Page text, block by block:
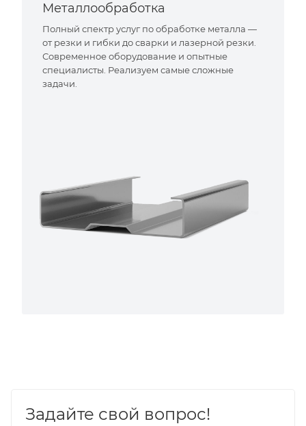
Металлообработка
Полный спектр услуг по обработке металла —
от резки и гибки до сварки и лазерной резки.
Современное оборудование и опытные
специалисты. Реализуем самые сложные
задачи.
Задайте свой вопрос!